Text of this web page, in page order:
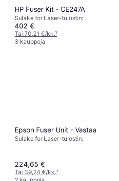
HP Fuser Kit - CE247A
Sulake for Laser-tulostin:
402 €
Tai 70,21 €/kk.¹
3 kauppoja
Epson Fuser Unit - Vastaa
Sulake for Laser-tulostin:
224,65 €
Tai 39,24 €/kk.¹